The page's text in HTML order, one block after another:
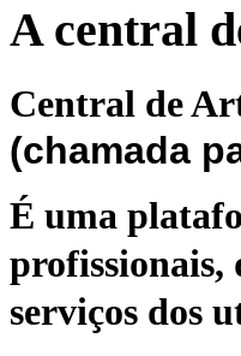
A central
Central de
(chamada
É uma
profissionais,
serviços dos